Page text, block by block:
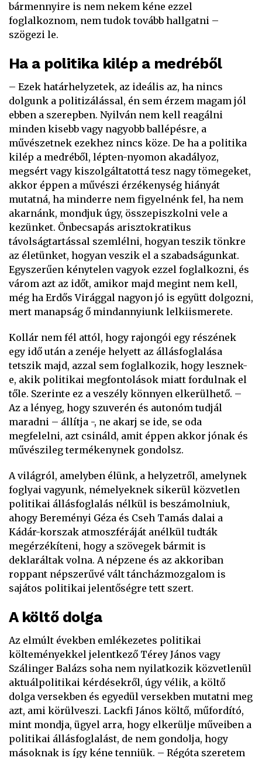
bármennyire is nem nekem kéne ezzel
foglalkoznom, nem tudok tovább hallgatni –
szögezi le.
Ha a politika kilép a medréből
– Ezek határhelyzetek, az ideális az, ha nincs
dolgunk a politizálással, én sem érzem magam jól
ebben a szerepben. Nyilván nem kell reagálni
minden kisebb vagy nagyobb ballépésre, a
művészetnek ezekhez nincs köze. De ha a politika
kilép a medréből, lépten-nyomon akadályoz,
megsért vagy kiszolgáltatottá tesz nagy tömegeket,
akkor éppen a művészi érzékenység hiányát
mutatná, ha minderre nem figyelnénk fel, ha nem
akarnánk, mondjuk úgy, összepiszkolni vele a
kezünket. Önbecsapás arisztokratikus
távolságtartással szemlélni, hogyan teszik tönkre
az életünket, hogyan veszik el a szabadságunkat.
Egyszerűen kénytelen vagyok ezzel foglalkozni, és
várom azt az időt, amikor majd megint nem kell,
még ha Erdős Virággal nagyon jó is együtt dolgozni,
mert manapság ő mindannyiunk lelkiismerete.
Kollár nem fél attól, hogy rajongói egy részének
egy idő után a zenéje helyett az állásfoglalása
tetszik majd, azzal sem foglalkozik, hogy lesznek-
e, akik politikai megfontolások miatt fordulnak el
tőle. Szerinte ez a veszély könnyen elkerülhető. –
Az a lényeg, hogy szuverén és autonóm tudjál
maradni – állítja -, ne akarj se ide, se oda
megfelelni, azt csináld, amit éppen akkor jónak és
művészileg termékenynek gondolsz.
A világról, amelyben élünk, a helyzetről, amelynek
foglyai vagyunk, némelyeknek sikerül közvetlen
politikai állásfoglalás nélkül is beszámolniuk,
ahogy Bereményi Géza és Cseh Tamás dalai a
Kádár-korszak atmoszféráját anélkül tudták
megérzékíteni, hogy a szövegek bármit is
deklaráltak volna. A népzene és az akkoriban
roppant népszerűvé vált táncházmozgalom is
sajátos politikai jelentőségre tett szert.
A költő dolga
Az elmúlt években emlékezetes politikai
költeményekkel jelentkező Térey János vagy
Szálinger Balázs soha nem nyilatkozik közvetlenül
aktuálpolitikai kérdésekről, úgy vélik, a költő
dolga versekben és egyedül versekben mutatni meg
azt, ami körülveszi. Lackfi János költő, műfordító,
mint mondja, ügyel arra, hogy elkerülje műveiben a
politikai állásfoglalást, de nem gondolja, hogy
másoknak is így kéne tenniük. – Régóta szeretem